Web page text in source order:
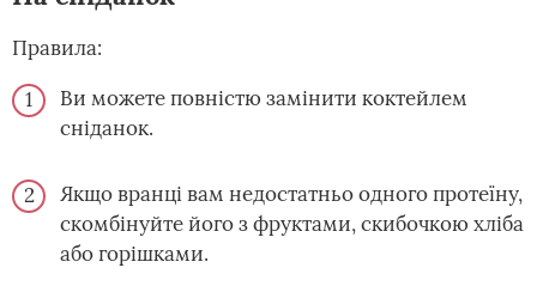
Правила:
Ви можете повністю замінити коктейлем
сніданок.
Якщо вранці вам недостатньо одного протеїну,
скомбінуйте його з фруктами, скибочкою хліба
або горішками.